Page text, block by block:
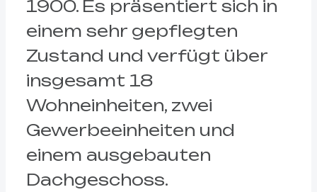
1900. Es präsentiert sich in
einem sehr gepflegten
Zustand und verfügt über
insgesamt 18
Wohneinheiten, zwei
Gewerbeeinheiten und
einem ausgebauten
Dachgeschoss.